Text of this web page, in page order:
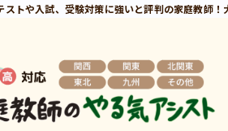
ストや入試、受験対策に強いと評判の家庭教師